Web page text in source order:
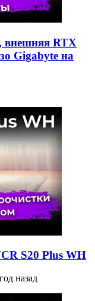
RTX
Gigabyte на
S20 Plus WH
назад